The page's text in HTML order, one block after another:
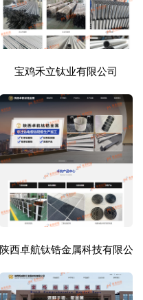
宝鸡禾立钛业有限公司
陕西卓航钛锆金属科技有限公司